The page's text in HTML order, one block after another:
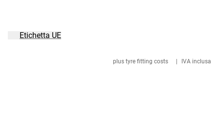
plus tyre fitting costs IVA inclusa
Etichetta UE